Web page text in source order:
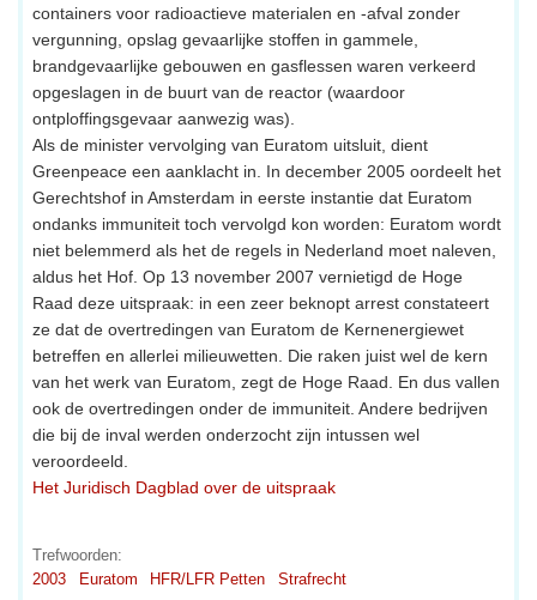
containers voor radioactieve materialen en -afval zonder
vergunning, opslag gevaarlijke stoffen in gammele,
brandgevaarlijke gebouwen en gasflessen waren verkeerd
opgeslagen in de buurt van de reactor (waardoor
ontploffingsgevaar aanwezig was).
Als de minister vervolging van Euratom uitsluit, dient
Greenpeace een aanklacht in. In december 2005 oordeelt het
Gerechtshof in Amsterdam in eerste instantie dat Euratom
ondanks immuniteit toch vervolgd kon worden: Euratom wordt
niet belemmerd als het de regels in Nederland moet naleven,
aldus het Hof. Op 13 november 2007 vernietigd de Hoge
Raad deze uitspraak: in een zeer beknopt arrest constateert
ze dat de overtredingen van Euratom de Kernenergiewet
betreffen en allerlei milieuwetten. Die raken juist wel de kern
van het werk van Euratom, zegt de Hoge Raad. En dus vallen
ook de overtredingen onder de immuniteit. Andere bedrijven
die bij de inval werden onderzocht zijn intussen wel
veroordeeld.
Het Juridisch Dagblad over de uitspraak
Trefwoorden:
2003
Euratom HFR/LFR Petten Strafrecht